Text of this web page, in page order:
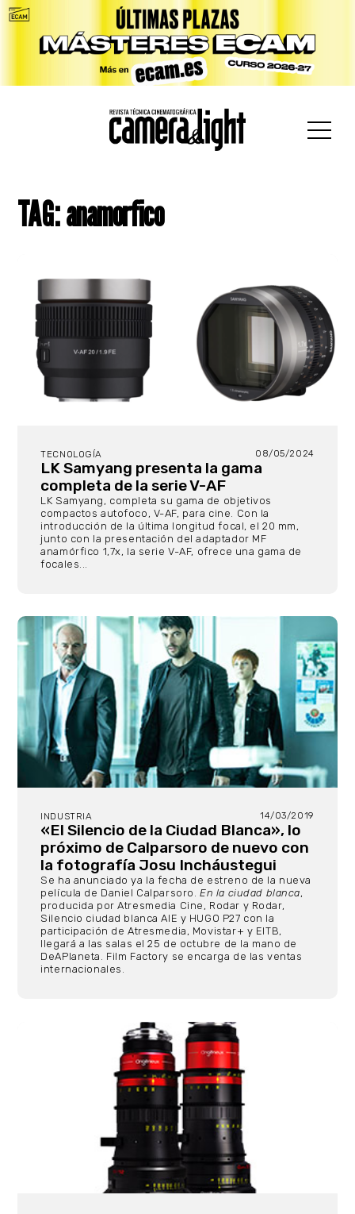
TAG: anamorfico
TECNOLOGÍA 08/05/2024
LK Samyang presenta la gama
completa de la serie V-AF
LK Samyang, completa su gama de objetivos
compactos autofoco, V-AF, para cine. Con la
introducción de la última longitud focal, el 20 mm,
junto con la presentación del adaptador MF
anamórfico 1,7x, la serie V-AF, ofrece una gama de
focales...
INDUSTRIA 14/03/2019
«El Silencio de la Ciudad Blanca», lo
próximo de Calparsoro de nuevo con
la fotografía Josu Incháustegui
Se ha anunciado ya la fecha de estreno de la nueva
película de Daniel Calparsoro.En la ciudad blanca,
producida por Atresmedia Cine, Rodar y Rodar,
Silencio ciudad blanca AIE y HUGO P27 con la
participación de Atresmedia, Movistar+ y EITB,
llegará a las salas el 25 de octubre de la mano de
DeAPlaneta. Film Factory se encarga de las ventas
internacionales.